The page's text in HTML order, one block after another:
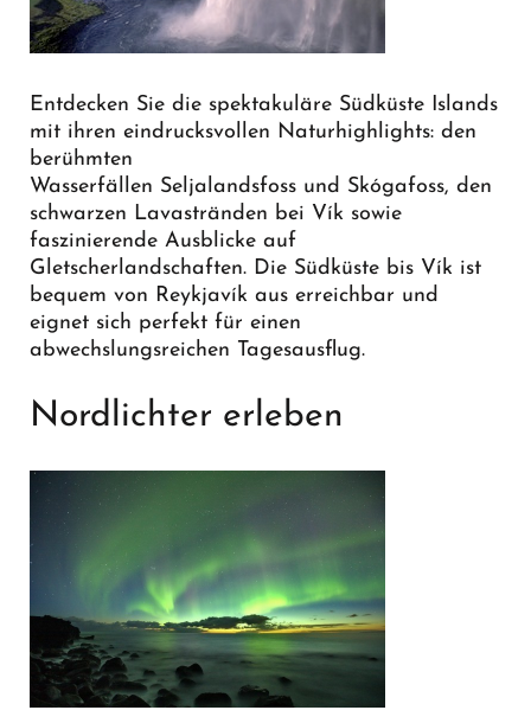
Entdecken Sie die spektakuläre Südküste Islands
mit ihren eindrucksvollen Naturhighlights: den
berühmten
Wasserfällen Seljalandsfoss und Skógafoss, den
schwarzen Lavastränden bei Vík sowie
faszinierende Ausblicke auf
Gletscherlandschaften. Die Südküste bis Vík ist
bequem von Reykjavík aus erreichbar und
eignet sich perfekt für einen
abwechslungsreichen Tagesausflug.
Nordlichter erleben